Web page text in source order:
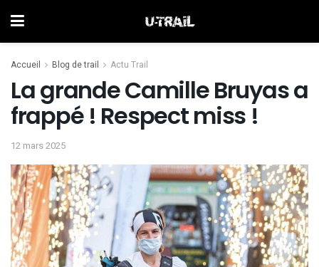
Accueil Blog de trail Actu Trail
La grande Camille Bruyas a
frappé ! Respect miss !
12 mars 2025